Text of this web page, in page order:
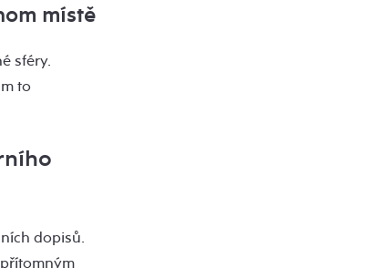
místě
sféry.
to
dopisů.